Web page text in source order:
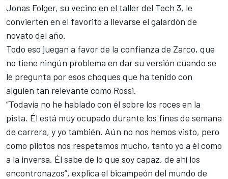
Jonas Folger, su vecino en el taller del Tech 3, le
convierten en el favorito a llevarse el galardón de
novato del año.
Todo eso juegan a favor de la confianza de Zarco, que
no tiene ningún problema en dar su versión cuando se
le pregunta por esos choques que ha tenido con
alguien tan relevante como Rossi.
“Todavía no he hablado con él sobre los roces en la
pista. Él está muy ocupado durante los fines de semana
de carrera, y yo también. Aún no nos hemos visto, pero
como pilotos nos respetamos mucho, tanto yo a él como
a la inversa. Él sabe de lo que soy capaz, de ahí los
encontronazos”, explica el bicampeón del mundo de